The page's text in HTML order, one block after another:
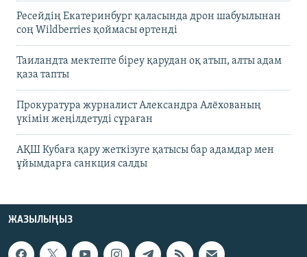
Ресейдің Екатеринбург қаласында дрон шабуылынан
соң Wildberries қоймасы өртенді
Таиландта мектепте біреу қарудан оқ атып, алты адам
қаза тапты
Прокуратура журналист Александра Алёхованың
үкімін жеңілдетуді сұраған
АҚШ Кубаға қару жеткізуге қатысы бар адамдар мен
ұйымдарға санкция салды
ЖАЗЫЛЫҢЫЗ